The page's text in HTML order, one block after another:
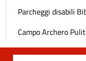
Parcheggi disabili
Campo Archero